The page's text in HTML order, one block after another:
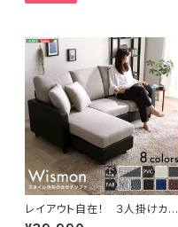
レイアウト自在！ ３人掛けカウ
チソファ【Wismon -ウィスモ